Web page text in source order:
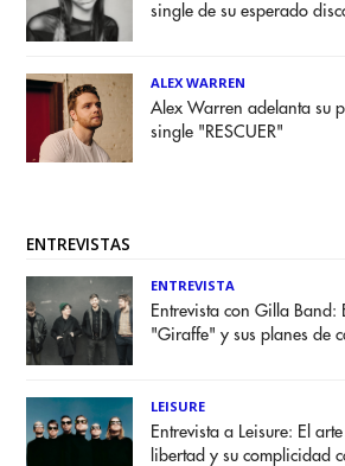
single de su esperado
ALEX WARREN
Alex Warren adelanta su
single "RESCUER"
ENTREVISTAS
ENTREVISTA
Entrevista con Gilla Band:
"Giraffe" y sus planes de
LEISURE
Entrevista a Leisure: El
libertad y su complicidad